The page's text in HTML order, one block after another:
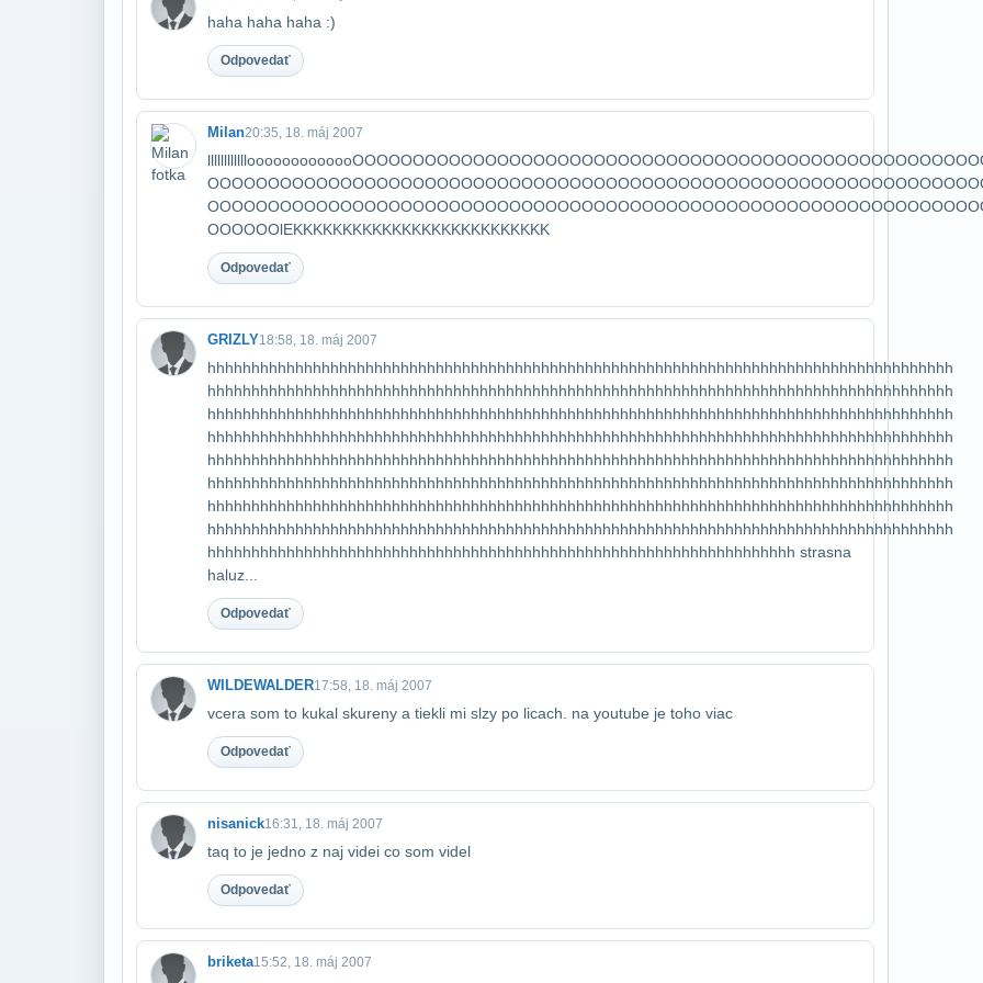
haha haha haha :)
Odpovedať
Milan20:35, 18. máj 2007
OOOOOOlEKKKKKKKKKKKKKKKKKKKKKKKKKK
Odpovedať
GRIZLY18:58, 18. máj 2007
hhhhhhhhhhhhhhhhhhhhhhhhhhhhhhhhhhhhhhhhhhhhhhhhhhhhhhhhhhhhhhhhhhhhhhhhhhhhhhhhhhhhh​
hhhhhhhhhhhhhhhhhhhhhhhhhhhhhhhhhhhhhhhhhhhhhhhhhhhhhhhhhhhhhhhhhhhhhhhhhhhhhhhhhhhhh​
hhhhhhhhhhhhhhhhhhhhhhhhhhhhhhhhhhhhhhhhhhhhhhhhhhhhhhhhhhhhhhhhhhhhhhhhhhhhhhhhhhhhh​
hhhhhhhhhhhhhhhhhhhhhhhhhhhhhhhhhhhhhhhhhhhhhhhhhhhhhhhhhhhhhhhhhhhhhhhhhhhhhhhhhhhhh​
hhhhhhhhhhhhhhhhhhhhhhhhhhhhhhhhhhhhhhhhhhhhhhhhhhhhhhhhhhhhhhhhhhhhhhhhhhhhhhhhhhhhh​
hhhhhhhhhhhhhhhhhhhhhhhhhhhhhhhhhhhhhhhhhhhhhhhhhhhhhhhhhhhhhhhhhhhhhhhhhhhhhhhhhhhhh​
hhhhhhhhhhhhhhhhhhhhhhhhhhhhhhhhhhhhhhhhhhhhhhhhhhhhhhhhhhhhhhhhhhhhhhhhhhhhhhhhhhhhh​
hhhhhhhhhhhhhhhhhhhhhhhhhhhhhhhhhhhhhhhhhhhhhhhhhhhhhhhhhhhhhhhhhhhhhhhhhhhhhhhhhhhhh​
hhhhhhhhhhhhhhhhhhhhhhhhhhhhhhhhhhhhhhhhhhhhhhhhhhhhhhhhhhhhhhhhhhh strasna
haluz...
Odpovedať
WILDEWALDER17:58, 18. máj 2007
vcera som to kukal skureny a tiekli mi slzy po licach. na youtube je toho viac
Odpovedať
nisanick16:31, 18. máj 2007
taq to je jedno z naj videi co som videl
Odpovedať
briketa15:52, 18. máj 2007